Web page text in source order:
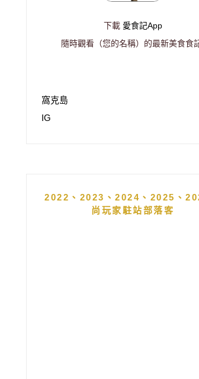
下載 愛食記App
隨時觀看（您的名稱）的最新美食食
窩克島
IG
2022、2023、2024、2025、
尚玩家駐站部落客